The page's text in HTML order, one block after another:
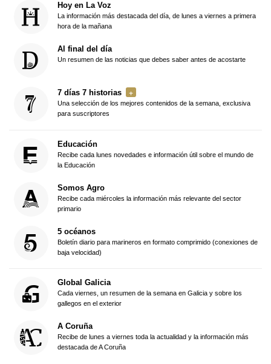
Hoy en La Voz
La información más destacada del día, de lunes a viernes a primera
hora de la mañana
Al final del día
Un resumen de las noticias que debes saber antes de acostarte
7 días 7 historias
Una selección de los mejores contenidos de la semana, exclusiva
para suscriptores
Educación
Recibe cada lunes novedades e información útil sobre el mundo de
la Educación
Somos Agro
Recibe cada miércoles la información más relevante del sector
primario
5 océanos
Boletín diario para marineros en formato comprimido (conexiones de
baja velocidad)
Global Galicia
Cada viernes, un resumen de la semana en Galicia y sobre los
gallegos en el exterior
A Coruña
Recibe de lunes a viernes toda la actualidad y la información más
destacada de A Coruña